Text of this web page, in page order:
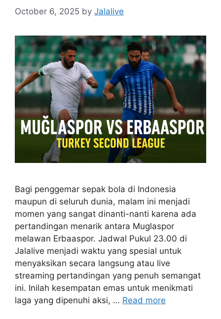
October 6, 2025 by Jalalive
Bagi penggemar sepak bola di Indonesia
maupun di seluruh dunia, malam ini menjadi
momen yang sangat dinanti-nanti karena ada
pertandingan menarik antara Muglaspor
melawan Erbaaspor. Jadwal Pukul 23.00 di
Jalalive menjadi waktu yang spesial untuk
menyaksikan secara langsung atau live
streaming pertandingan yang penuh semangat
ini. Inilah kesempatan emas untuk menikmati
laga yang dipenuhi aksi, … Read more